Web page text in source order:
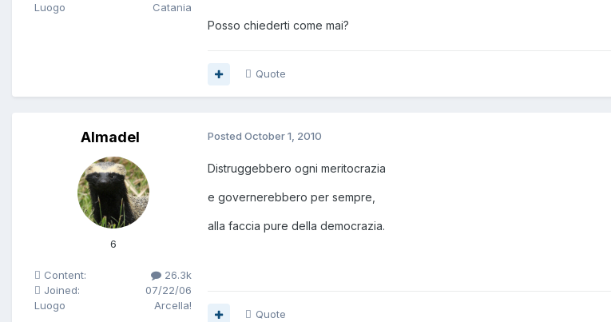
Luogo
Catania
Posso chiederti come mai?
Quote
Almadel
6
Content:
26.3k
Joined:
07/22/06
Luogo
Arcella!
Posted October 1, 2010
Distruggebbero ogni meritocrazia
e governerebbero per sempre,
alla faccia pure della democrazia.
Quote